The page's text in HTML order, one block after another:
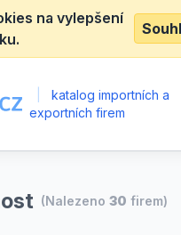
na vylepšení
katalog importních a
exportních firem
(Nalezeno 30 firem)